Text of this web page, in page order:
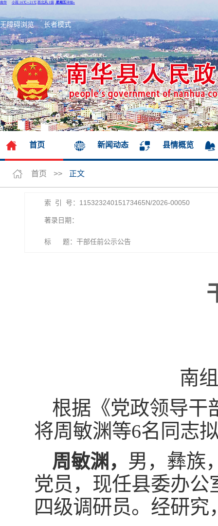
无障碍浏览 长者模式
首页 新闻动态 县情概览
首页 >> 正文
索 引 号：11532324015173465N/2026-00050
著录日期：
标 题：干部任前公示公告
南
根据《党政领导干
将周敏渊等6名同志
周敏渊 ， 男，彝族
党员，现任县委办
四级调研员。经研